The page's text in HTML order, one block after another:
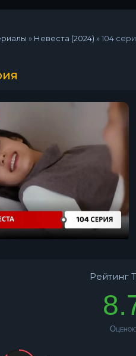
» Невеста (2024) »104
Рейтинг
Оценок: